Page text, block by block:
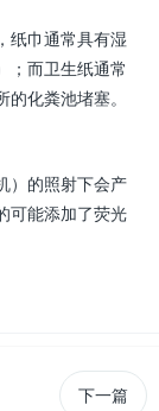
，纸巾通常具有湿
；而卫生纸通常
的化粪池堵塞。
机）的照射下会产
可能添加了荧光
下一篇